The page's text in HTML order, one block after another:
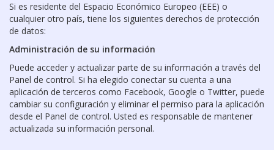
Si es residente del Espacio Económico Europeo (EEE) o
cualquier otro país, tiene los siguientes derechos de protección
de datos:
Administración de su información
Puede acceder y actualizar parte de su información a través del
Panel de control. Si ha elegido conectar su cuenta a una
aplicación de terceros como Facebook, Google o Twitter, puede
cambiar su configuración y eliminar el permiso para la aplicación
desde el Panel de control. Usted es responsable de mantener
actualizada su información personal.